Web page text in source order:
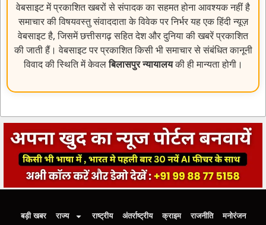
वेबसाइट में प्रकाशित खबरों से संपादक का सहमत होना आवश्यक नहीं है
समाचार की विषयवस्तु संवाददाता के विवेक पर निर्भर यह एक हिंदी न्यूज़
वेबसाइट है, जिसमें छत्तीसगढ़ सहित देश और दुनिया की खबरें प्रकाशित
की जाती हैं। वेबसाइट पर प्रकाशित किसी भी समाचार से संबंधित कानूनी
विवाद की स्थिति में केवलबिलासपुर न्यायालयकी ही मान्यता होगी।
बड़ी खबर राज्य राष्ट्रीय अंतर्राष्ट्रीय क्राइम राजनीति मनोरंजन